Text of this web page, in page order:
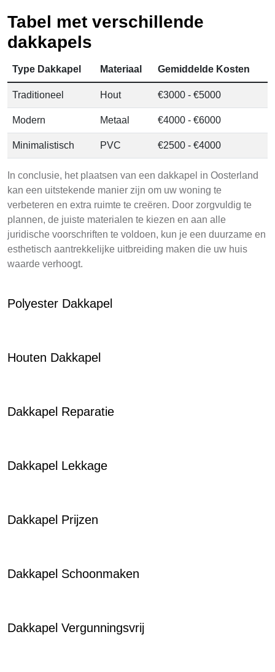
Tabel met verschillende
dakkapels
Type Dakkapel Materiaal Gemiddelde Kosten
Traditioneel Hout €3000 - €5000
Modern Metaal €4000 - €6000
Minimalistisch PVC €2500 - €4000
In conclusie, het plaatsen van een dakkapel in Oosterland
kan een uitstekende manier zijn om uw woning te
verbeteren en extra ruimte te creëren. Door zorgvuldig te
plannen, de juiste materialen te kiezen en aan alle
juridische voorschriften te voldoen, kun je een duurzame en
esthetisch aantrekkelijke uitbreiding maken die uw huis
waarde verhoogt.
Polyester Dakkapel
Houten Dakkapel
Dakkapel Reparatie
Dakkapel Lekkage
Dakkapel Prijzen
Dakkapel Schoonmaken
Dakkapel Vergunningsvrij